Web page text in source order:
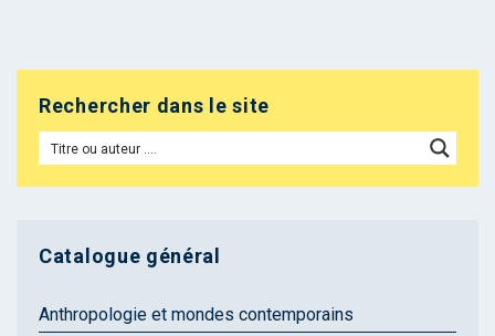
Rechercher dans le site
Catalogue général
Anthropologie et mondes contemporains